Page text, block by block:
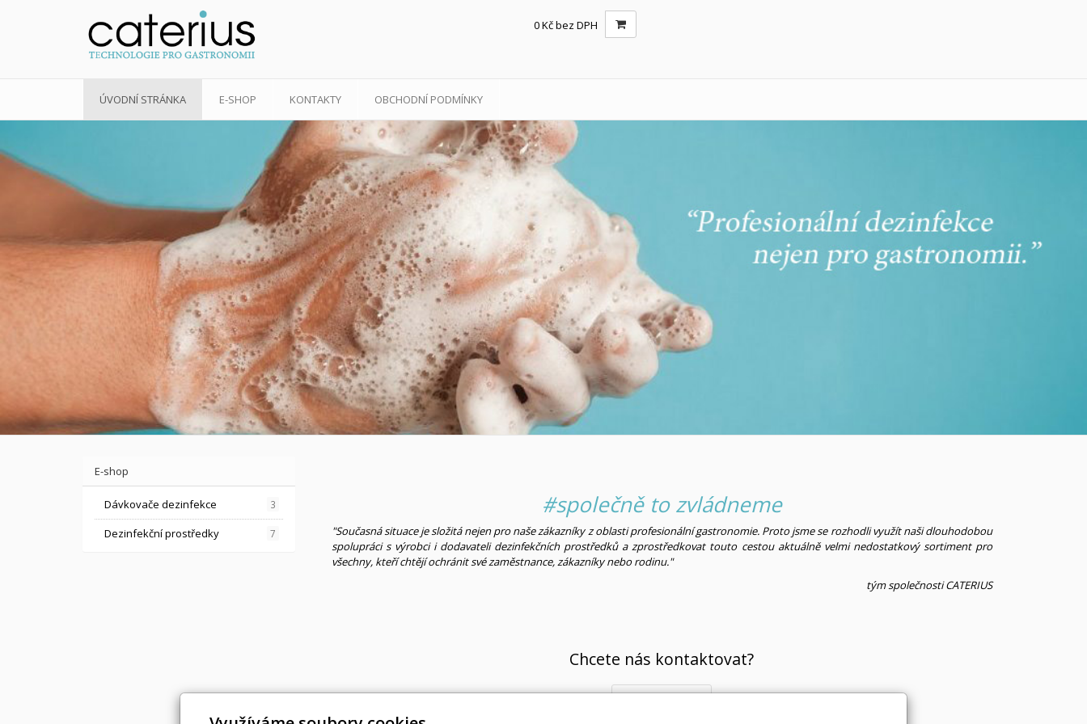
0 Kč bez DPH
ÚVODNÍ STRÁNKA E-SHOP KONTAKTY OBCHODNÍ PODMÍNKY
#společně to zvládneme
"Současná situace je složitá nejen pro naše zákazníky z oblasti profesionální gastronomie. Proto jsme se rozhodli využít naši dlouhodobou
spolupráci s výrobci i dodavateli dezinfekčních prostředků a zprostředkovat touto cestou aktuálně velmi nedostatkový sortiment pro
všechny, kteří chtějí ochránit své zaměstnance, zákazníky nebo rodinu."
tým společnosti CATERIUS
Chcete nás kontaktovat?
Ozvěte se nám
E-shop
Dávkovače dezinfekce 3
Dezinfekční prostředky 7